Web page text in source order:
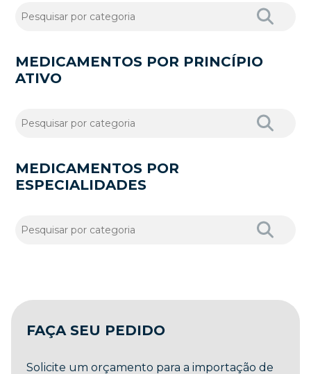
MEDICAMENTOS POR PRINCÍPIO
ATIVO
MEDICAMENTOS POR
ESPECIALIDADES
FAÇA SEU PEDIDO
Solicite um orçamento para a importação de